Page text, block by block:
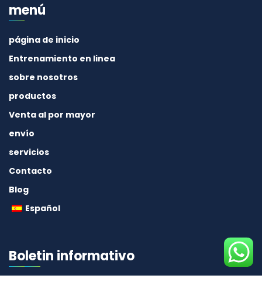
menú
página de inicio
Entrenamiento en linea
sobre nosotros
productos
Venta al por mayor
envío
servicios
Contacto
Blog
Español
Boletin informativo